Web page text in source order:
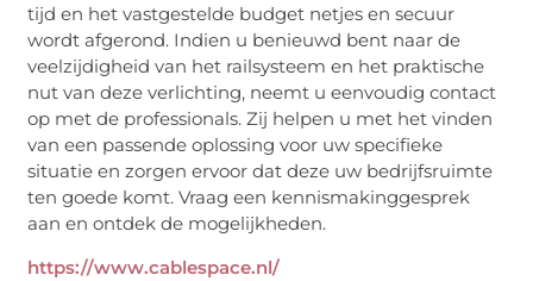
tijd en het vastgestelde budget netjes en secuur
wordt afgerond. Indien u benieuwd bent naar de
veelzijdigheid van het railsysteem en het praktische
nut van deze verlichting, neemt u eenvoudig contact
op met de professionals. Zij helpen u met het vinden
van een passende oplossing voor uw specifieke
situatie en zorgen ervoor dat deze uw bedrijfsruimte
ten goede komt. Vraag een kennismakinggesprek
aan en ontdek de mogelijkheden.
https://www.cablespace.nl/